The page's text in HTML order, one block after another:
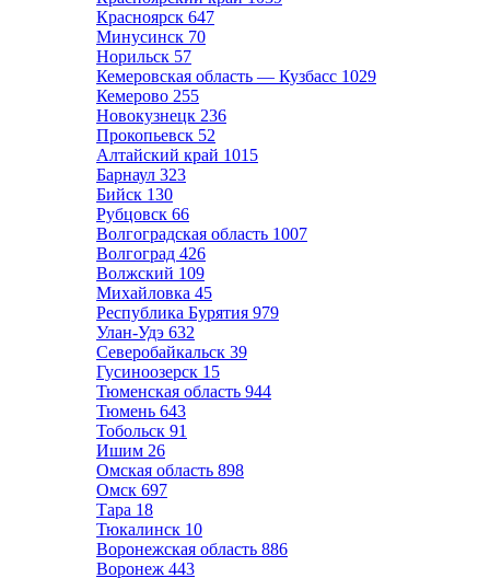
Красноярск 647
Минусинск 70
Норильск 57
Кемеровская область — Кузбасс 1029
Кемерово 255
Новокузнецк 236
Прокопьевск 52
Алтайский край 1015
Барнаул 323
Бийск 130
Рубцовск 66
Волгоградская область 1007
Волгоград 426
Волжский 109
Михайловка 45
Республика Бурятия 979
Улан-Удэ 632
Северобайкальск 39
Гусиноозерск 15
Тюменская область 944
Тюмень 643
Тобольск 91
Ишим 26
Омская область 898
Омск 697
Тара 18
Тюкалинск 10
Воронежская область 886
Воронеж 443